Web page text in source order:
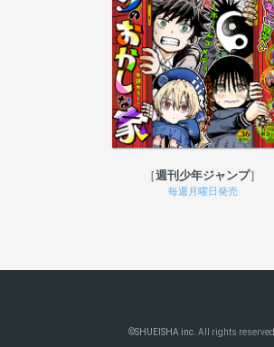
週刊少年ジャンプ
毎週月曜日発売
©SHUEISHA inc. All rights reserved.